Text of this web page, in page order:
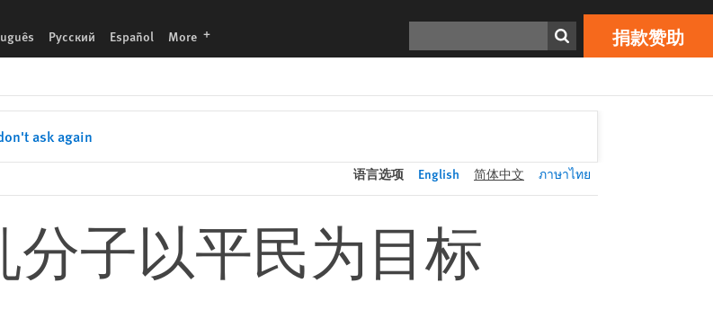
Русский Español More languages 捐款赞助
ask again
Print 捐款赞助
语言选项 English 简体中文 ภาษาไทย
子以平民为目标